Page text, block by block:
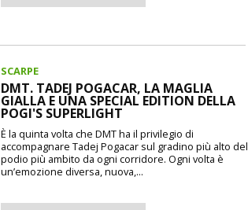
SCARPE
DMT. TADEJ POGACAR, LA MAGLIA
GIALLA E UNA SPECIAL EDITION DELLA
POGI'S SUPERLIGHT
È la quinta volta che DMT ha il privilegio di
accompagnare Tadej Pogacar sul gradino più alto del
podio più ambito da ogni corridore. Ogni volta è
un’emozione diversa, nuova,...